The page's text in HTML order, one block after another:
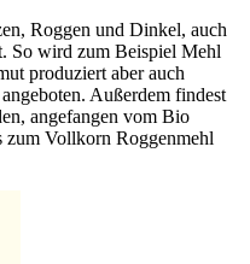
Roggen und Dinkel, auch
So wird zum Beispiel Mehl
produziert aber auch
Außerdem findest
angefangen vom Bio
Vollkorn Roggenmehl